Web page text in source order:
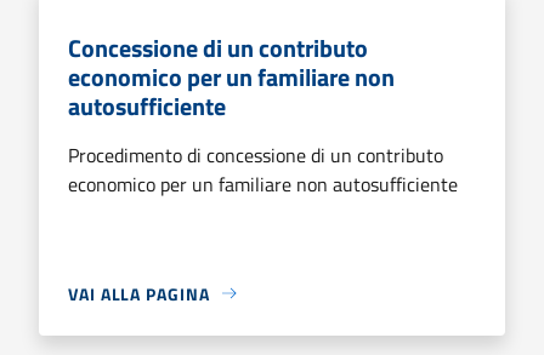
Concessione di un contributo
economico per un familiare non
autosufficiente
Procedimento di concessione di un contributo
economico per un familiare non autosufficiente
VAI ALLA PAGINA